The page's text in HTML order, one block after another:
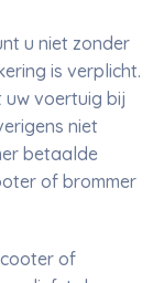
u niet zonder
is verplicht.
uw voertuig bij
niet
betaalde
of brommer
of